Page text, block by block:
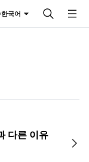
한국어
다른 이유